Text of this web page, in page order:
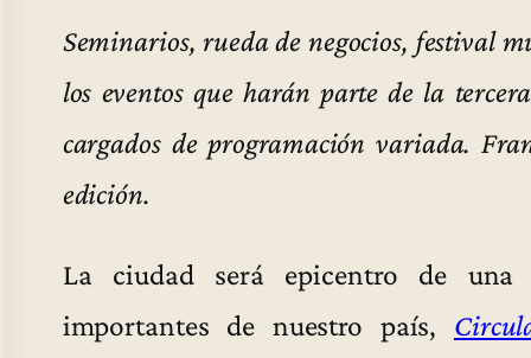
Seminarios, rueda de negocios, festival
los eventos que harán parte de la
cargados de programación variada.
edición.
La ciudad será epicentro de
importantes de nuestro país,